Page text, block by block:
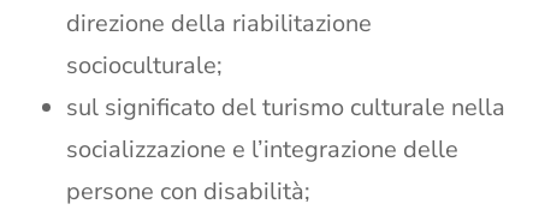
direzione della riabilitazione
socioculturale;
sul significato del turismo culturale nella
socializzazione e l’integrazione delle
persone con disabilità;